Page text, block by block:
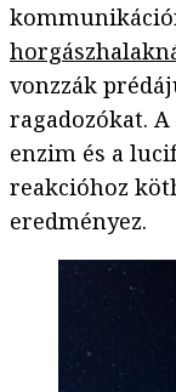
vonzzák
ragadozókat. A
enzim és a
reakcióhoz
eredményez.